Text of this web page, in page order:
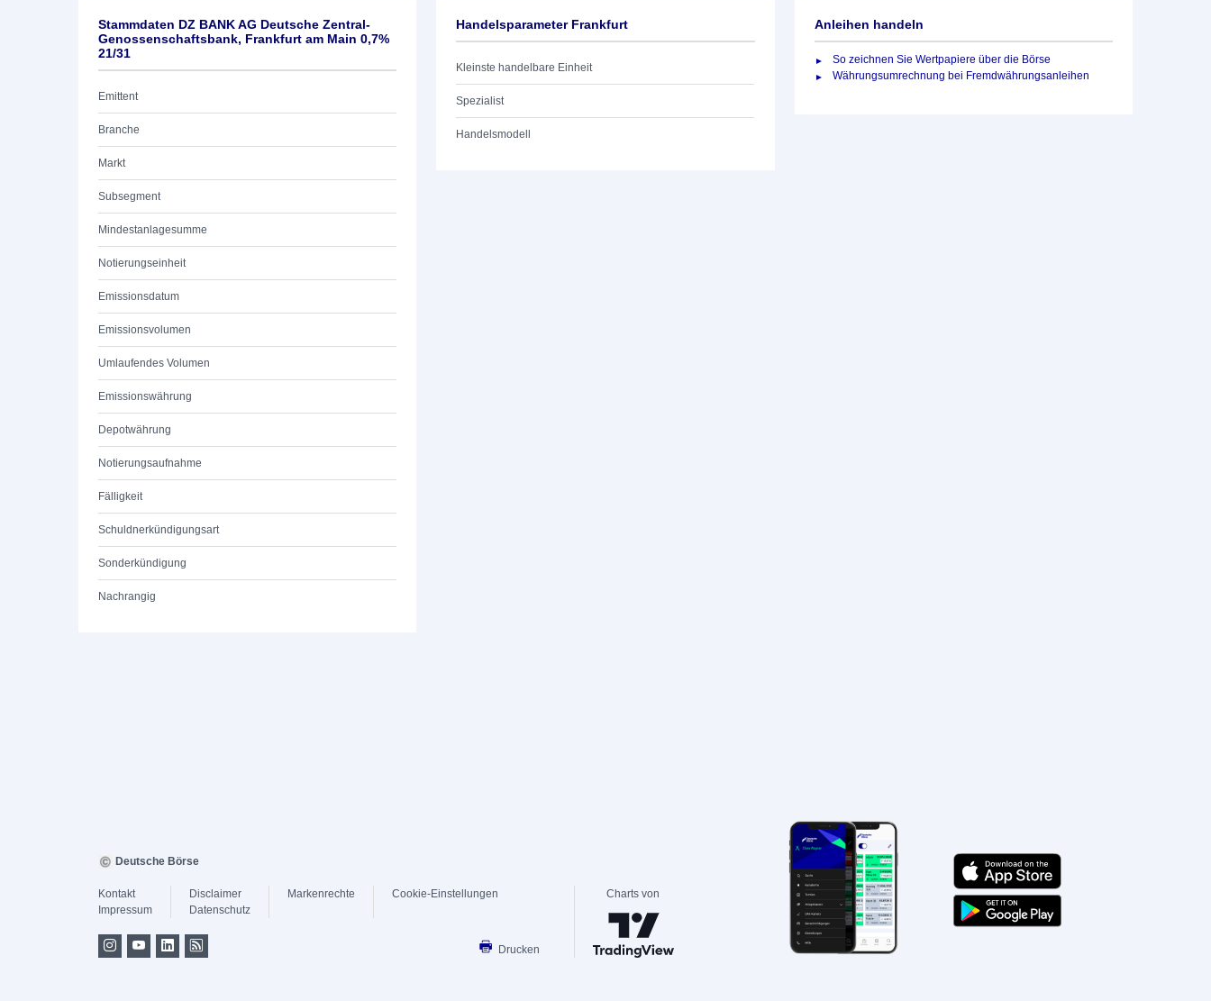
Stammdaten DZ BANK AG Deutsche Zentral-
Genossenschaftsbank, Frankfurt am Main 0,7%
21/31
Emittent
Branche
Markt
Subsegment
Mindestanlagesumme
Notierungseinheit
Emissionsdatum
Emissionsvolumen
Umlaufendes Volumen
Emissionswährung
Depotwährung
Notierungsaufnahme
Fälligkeit
Schuldnerkündigungsart
Sonderkündigung
Nachrangig
Handelsparameter Frankfurt
Kleinste handelbare Einheit
Spezialist
Handelsmodell
Anleihen handeln
So zeichnen Sie Wertpapiere über die Börse
Währungsumrechnung bei Fremdwährungsanleihen
Deutsche Börse
Kontakt
Impressum
Disclaimer
Datenschutz
Markenrechte Cookie-Einstellungen
Drucken
Charts von